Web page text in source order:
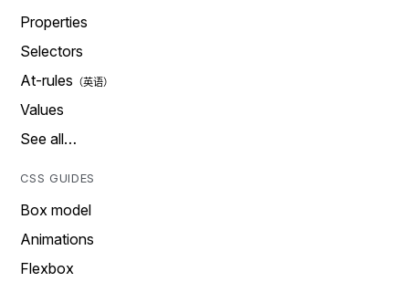
Properties
Selectors
At-rules
Values
See all…
CSS GUIDES
Box model
Animations
Flexbox